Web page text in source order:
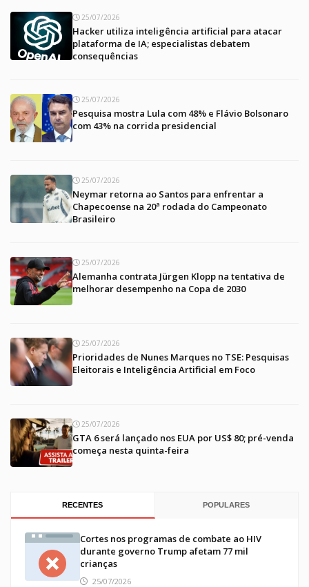
25/07/2026
Hacker utiliza inteligência artificial para atacar
plataforma de IA; especialistas debatem
consequências
25/07/2026
Pesquisa mostra Lula com 48% e Flávio Bolsonaro
com 43% na corrida presidencial
25/07/2026
Neymar retorna ao Santos para enfrentar a
Chapecoense na 20ª rodada do Campeonato
Brasileiro
25/07/2026
Alemanha contrata Jürgen Klopp na tentativa de
melhorar desempenho na Copa de 2030
25/07/2026
Prioridades de Nunes Marques no TSE: Pesquisas
Eleitorais e Inteligência Artificial em Foco
25/07/2026
GTA 6 será lançado nos EUA por US$ 80; pré-venda
começa nesta quinta-feira
RECENTES POPULARES
Cortes nos programas de combate ao HIV
durante governo Trump afetam 77 mil
crianças
25/07/2026